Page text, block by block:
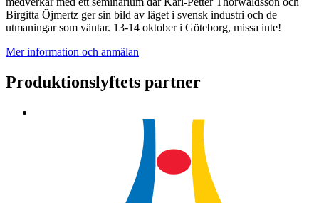
Birgitta Öjmertz ger sin bild av läget i svensk industri och de
utmaningar som väntar. 13-14 oktober i Göteborg, missa inte!
Mer information och anmälan
Produktionslyftets partner